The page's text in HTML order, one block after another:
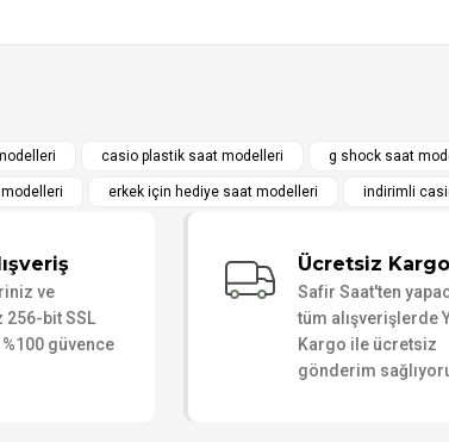
ve harika bir renk kombinasyonu!
G-Shock oldu ve rengine kelimenin tam
var. GA-700 kasasının o ikonik ön aydınlatma butonu
su... Hiçbir şeyden etkilenmeyeceğini zaten
casio plastik saat modelleri g shock saat
erkek için hediye saat modelleri indirimli
ve
bit SSL
güvence
Ücretsiz Kargo
Safir Saat'ten
tüm alışverişlerde
Kargo ile ücretsiz
gönderim